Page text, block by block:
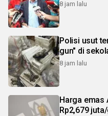
8 jam lalu
Polisi usut
gun" di
8 jam lalu
Harga emas
Rp2,679